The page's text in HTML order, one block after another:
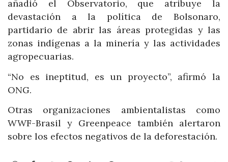
añadió el Observatorio, que atribuye la
devastación a la política de Bolsonaro,
partidario de abrir las áreas protegidas y las
zonas indígenas a la minería y las actividades
agropecuarias.
“No es ineptitud, es un proyecto”, afirmó la
ONG.
Otras organizaciones ambientalistas como
WWF-Brasil y Greenpeace también alertaron
sobre los efectos negativos de la deforestación.